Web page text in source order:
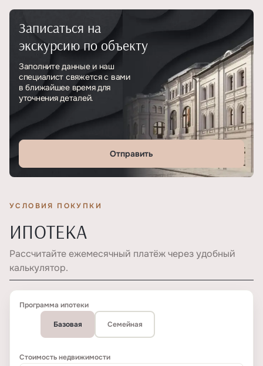
ТипЖК
Класс проекта
Этажность 35
Отделка Без отделки, предчистовая, чистовая
Записаться на
экскурсию по объекту
Заполните данные и наш
специалист свяжется с вами
в ближайшее время для
уточнения деталей.
Отправить
УСЛОВИЯ ПОКУПКИ
ИПОТЕКА
Рассчитайте ежемесячный платёж через удобный
калькулятор.
Программа ипотеки
Базовая Семейная
Стоимость недвижимости